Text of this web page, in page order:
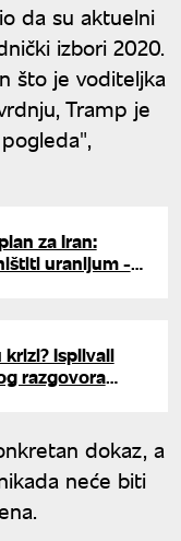
da su aktuelni
izbori 2020.
što je voditeljka
Tramp je
za Iran:
uranijum -
Isplivali
razgovora
dokaz, a
neće biti